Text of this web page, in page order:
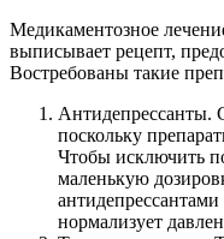
Медикаментозное
выписывает рецепт,
Востребованы такие
Антидепрессанты.
поскольку
Чтобы исключить
маленькую
антидепрессантами
нормализует